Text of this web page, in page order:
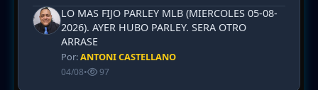
LO MAS FIJO PARLEY MLB (MIERCOLES 05-08-
2026). AYER HUBO PARLEY. SERA OTRO
ARRASE
Por:ANTONI CASTELLANO
04/08• 97